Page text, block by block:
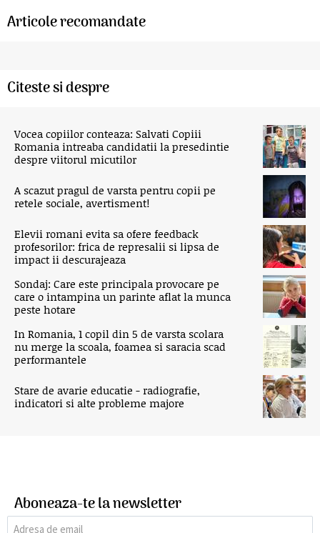
Articole recomandate
Citeste si despre
Vocea copiilor conteaza: Salvati Copiii
Romania intreaba candidatii la presedintie
despre viitorul micutilor
A scazut pragul de varsta pentru copii pe
retele sociale, avertisment!
Elevii romani evita sa ofere feedback
profesorilor: frica de represalii si lipsa de
impact ii descurajeaza
Sondaj: Care este principala provocare pe
care o intampina un parinte aflat la munca
peste hotare
In Romania, 1 copil din 5 de varsta scolara
nu merge la scoala, foamea si saracia scad
performantele
Stare de avarie educatie - radiografie,
indicatori si alte probleme majore
Aboneaza-te la newsletter